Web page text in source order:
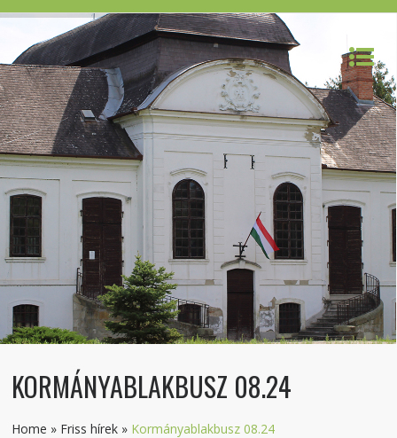
KORMÁNYABLAKBUSZ 08.24
Home » Friss hírek » Kormányablakbusz 08.24